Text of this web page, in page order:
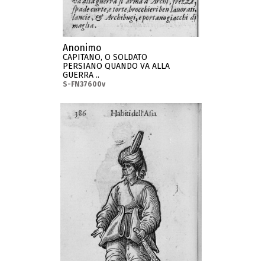
Anonimo
CAPITANO, O SOLDATO
PERSIANO QUANDO VA ALLA
GUERRA ..
S-FN37600v